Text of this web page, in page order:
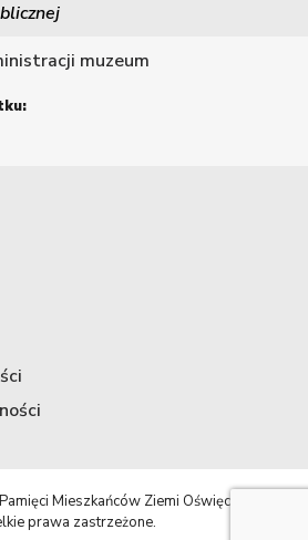
muzeum
Mieszkańców Ziemi Oświęcimskiej.
prawa zastrzeżone.